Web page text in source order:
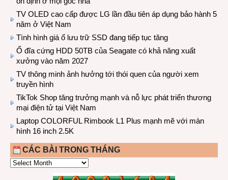
TV OLED cao cấp được LG lần đầu tiên áp dụng bảo hành 5
năm ở Việt Nam
Tình hình giá ổ lưu trữ SSD đang tiếp tục tăng
Ổ đĩa cứng HDD 50TB của Seagate có khả năng xuất
xưởng vào năm 2027
TV thông minh ảnh hưởng tới thói quen của người xem
truyền hình
TikTok Shop tăng trưởng mạnh và nỗ lực phát triển thương
mại điện tử tại Việt Nam
Laptop COLORFUL Rimbook L1 Plus mạnh mẽ với màn
hình 16 inch 2.5K
CÁC BÀI TRONG THÁNG
CÁC